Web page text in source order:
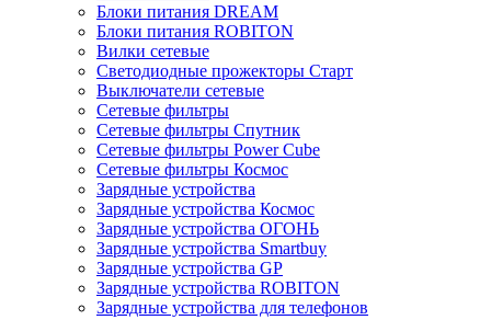
Блоки питания DREAM
Блоки питания ROBITON
Вилки сетевые
Светодиодные прожекторы Старт
Выключатели сетевые
Сетевые фильтры
Сетевые фильтры Спутник
Сетевые фильтры Power Cube
Сетевые фильтры Космос
Зарядные устройства
Зарядные устройства Космос
Зарядные устройства ОГОНЬ
Зарядные устройства Smartbuy
Зарядные устройства GP
Зарядные устройства ROBITON
Зарядные устройства для телефонов